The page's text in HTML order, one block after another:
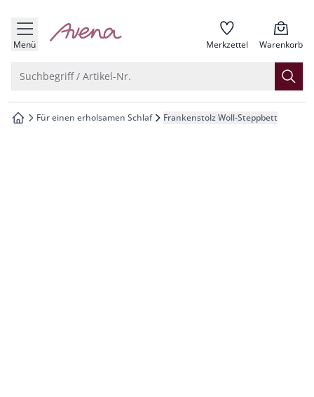
springen
springen
springen
springen
Menü zur Startseite Merkzettel Warenkorb
Suchbegriff / Artikel-Nr.
zur Startseite
Für einen erholsamen Schlaf Frankenstolz Woll-Steppbett